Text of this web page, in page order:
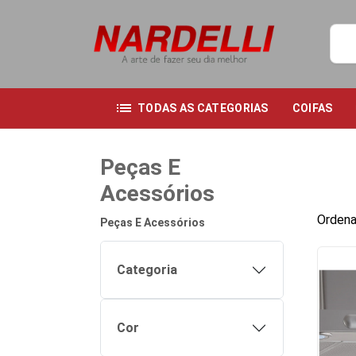
list TODAS AS CATEGORIAS COIFAS
Peças E
Acessórios
Peças E Acessórios
Categoria
Cor